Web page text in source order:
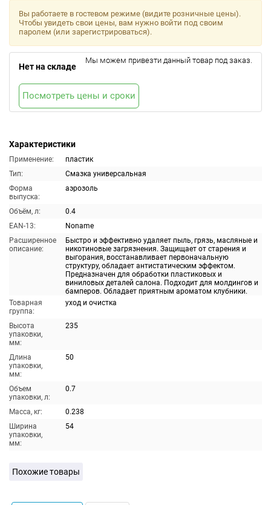
Характеристики
Применение:
пластик
Тип:
Смазка универсальная
Форма
выпуска:
аэрозоль
Объём, л:
0.4
EAN-13:
Noname
Расширенное
описание:
Быстро и эффективно удаляет пыль, грязь, масляные и
никотиновые загрязнения. Защищает от старения и
выгорания, восстанавливает первоначальную
структуру, обладает антистатическим эффектом.
Предназначен для обработки пластиковых и
виниловых деталей салона. Подходит для молдингов и
бамперов. Обладает приятным ароматом клубники.
Товарная
группа:
уход и очистка
Высота
упаковки,
мм:
235
Длина
упаковки,
мм:
50
Объем
упаковки, л:
0.7
Масса, кг:
0.238
Ширина
упаковки,
мм:
54
Вы работаете в гостевом режиме (видите розничные цены).
Чтобы увидеть свои цены, вам нужно войти под своим
паролем (или зарегистрироваться).
Нет на складе
Мы можем привезти данный товар под заказ.
Посмотреть цены и сроки
Похожие товары